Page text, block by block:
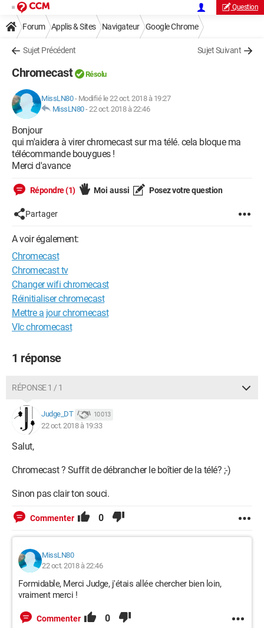
Question
Forum Applis & Sites Navigateur Google Chrome
Sujet Précédent Sujet Suivant
Chromecast Résolu
MissLN80- Modifié le 22 oct. 2018 à 19:27
MissLN80-22 oct. 2018 à 22:46
Bonjour
qui m'aidera à virer chromecast sur ma télé. cela bloque ma
télécommande bouygues !
Merci d'avance
Répondre (1) Moi aussi Posez votre question
Partager
A voir également:
Chromecast
Chromecast tv
Changer wifi chromecast
Réinitialiser chromecast
Mettre a jour chromecast
Vlc chromecast
1 réponse
RÉPONSE 1 / 1
Judge_DT 10 013
22 oct. 2018 à 19:33
Salut,
Chromecast ? Suffit de débrancher le boîtier de la télé? ;-)
Sinon pas clair ton souci.
Commenter 0
MissLN80
22 oct. 2018 à 22:46
Formidable, Merci Judge, j'étais allée chercher bien loin,
vraiment merci !
Commenter 0